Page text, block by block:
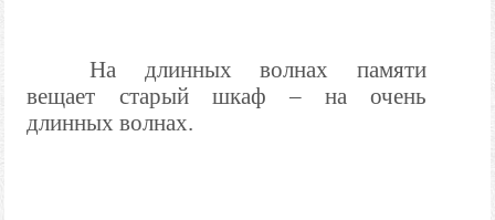
На длинных волнах памяти
вещает старый шкаф – на очень
длинных волнах.